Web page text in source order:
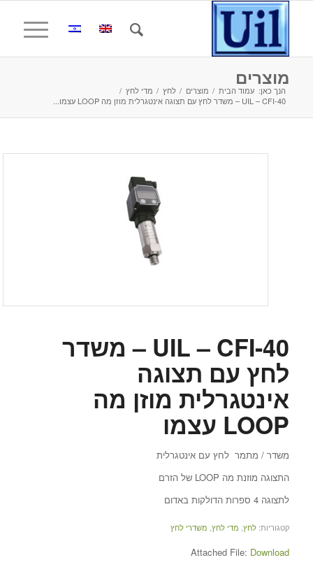
מוצרים
הנך כאן: עמוד הבית / מוצרים / לחץ / מדי לחץ /
UIL – CFI-40 – משדר לחץ עם תצוגה אינטגרלית מוזן מה LOOP עצמו...
UIL – CFI-40 – משדר
לחץ עם תצוגה
אינטגרלית מוזן מה
LOOP עצמו
משדר / מתמר לחץ עם אינטגרלית
התצוגה מוזנת מה LOOP של הזרם
לתצוגה 4 ספרות הדולקות באדום
קטגוריות: לחץ, מדי לחץ, משדרי לחץ
Attached File: Download